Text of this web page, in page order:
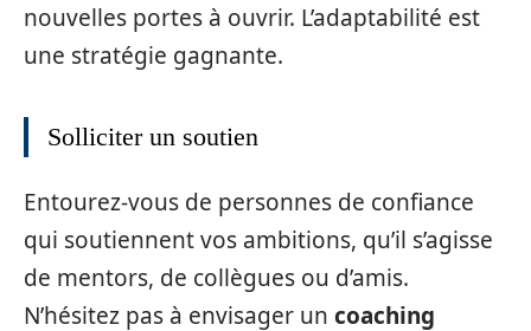
nouvelles portes à ouvrir. L’adaptabilité est
une stratégie gagnante.
Solliciter un soutien
Entourez-vous de personnes de confiance
qui soutiennent vos ambitions, qu’il s’agisse
de mentors, de collègues ou d’amis.
N’hésitez pas à envisager un coaching